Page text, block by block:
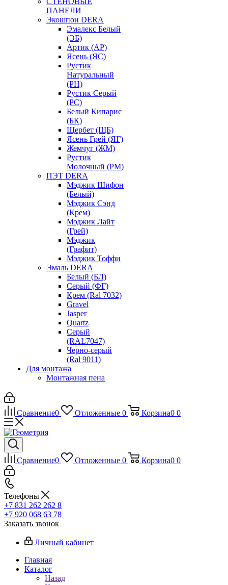
ПАНЕЛИ
Экошпон DERA
Эмалекс Белый
(ЭБ)
Артик (АР)
Ясень (ЯС)
Рустик
Натуральный
(РН)
Рустик Серый
(РС)
Белый Кипарис
(БК)
Щербет (ЩБ)
Ясень Грей (ЯГ)
Жемчуг (ЖМ)
Рустик
Молочный (РМ)
ПЭТ DERA
Мэджик Шифон
(Белый)
Мэджик Сэнд
(Крем)
Мэджик Лайт
(Грей)
Мэджик
(Графит)
Мэджик Тоффи
Эмаль DERA
Белый (БЛ)
Серый (ФГ)
Крем (Ral 7032)
Gravel
Jasper
Quartz
Серый
(RAL7047)
Черно-серый
(Ral 9011)
Для монтажа
Монтажная пена
Сравнение0 Отложенные 0 Корзина0 0
Сравнение0 Отложенные 0 Корзина0 0
Телефоны
+7 831 262 262 8
+7 920 068 63 78
Заказать звонок
Личный кабинет
Главная
Каталог
Назад